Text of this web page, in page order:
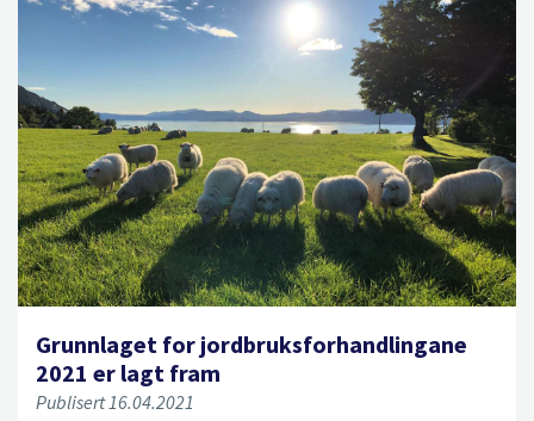
Grunnlaget for jordbruksforhandlingane
2021 er lagt fram
Publisert 16.04.2021